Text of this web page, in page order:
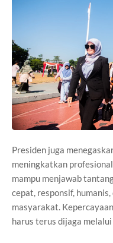
Presiden juga
meningkatkan
mampu menjawab
cepat, responsif,
masyarakat.
harus terus dijaga